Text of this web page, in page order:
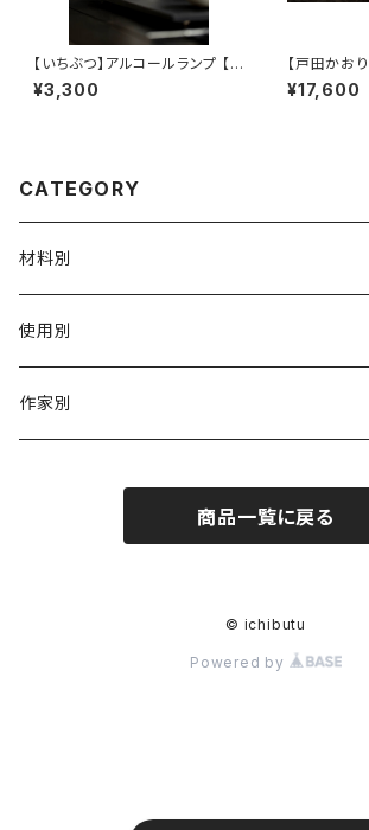
【いちぶつ】アルコールランプ 【 i
chibutu 】Alcohol Lamp
¥3,300
【戸田かお
【
nd Plate
¥17,600
CATEGORY
材料別
陶磁器
ガラス
使用別
茶壺 急须 土瓶
作家別
商品一覧に戻る
© ichibutu
Powered by